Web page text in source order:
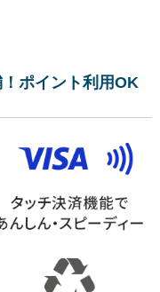
ポイント利用OK